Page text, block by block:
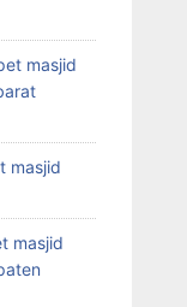
masjid
masjid
masjid